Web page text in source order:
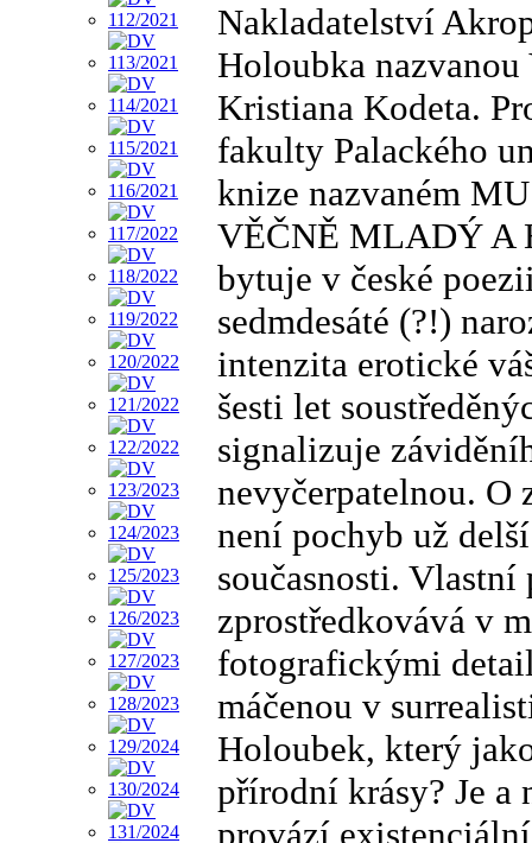
Nakladatelství
Holoubka
Kristiana Kodeta.
fakulty Palackého
knize nazvaném
VĚČNĚ MLADÝ A
bytuje v české
sedmdesáté (?!)
intenzita erotické
šesti let
signalizuje
nevyčerpatelnou. O
není pochyb už
současnosti.
zprostředkovává v
fotografickými
máčenou v
Holoubek, který
přírodní krásy? Je
provází